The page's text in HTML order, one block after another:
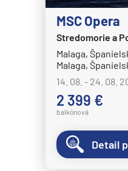
Norwegian Epic
Norwegian
Norwegian Gem
Norwegian
Norwegian Jade
Norwegian Jewel
Norwegian Joy
Norwegian
MSC Opera
Stredomorie a
Malaga,
Malaga,
14. 08. - 24. 08.
2 399 €
balkónová
Detail